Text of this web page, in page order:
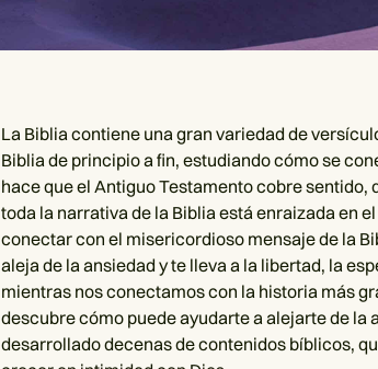
La Biblia contiene una gran variedad de
Biblia de principio a fin, estudiando cómo se
hace que el Antiguo Testamento cobre
toda la narrativa de la Biblia está enraizada en
conectar con el misericordioso mensaje de la
aleja de la ansiedad y te lleva a la libertad, la
mientras nos conectamos con la historia más
descubre cómo puede ayudarte a alejarte de la
desarrollado decenas de contenidos bíblicos,